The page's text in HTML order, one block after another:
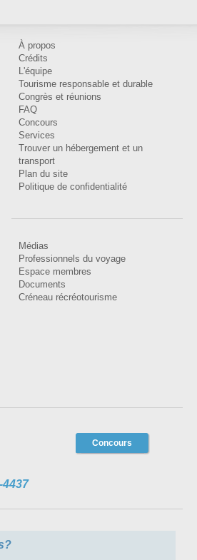
À propos
Crédits
L'équipe
Tourisme responsable et durable
Congrès et réunions
FAQ
Concours
Services
Trouver un hébergement et un
transport
Plan du site
Politique de confidentialité
Médias
Professionnels du voyage
Espace membres
Documents
Créneau récréotourisme
Concours
4437